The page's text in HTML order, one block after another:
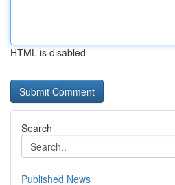
HTML is disabled
Search
Published News